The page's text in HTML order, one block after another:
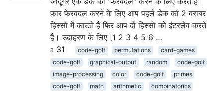
फ़ार फेरबदल करने के लिए आप पहले डेक को 2 बराबर
हिस्सों में काटते हैं फिर आप दो हिस्सों को इंटरलेव करते
हैं। उदाहरण के लिए [1 2 3 4 5 6 …
31
code-golf permutations
card-games
code-golf
graphical-output random
code-golf
image-processing
color code-golf
primes
code-golf
math arithmetic
combinatorics